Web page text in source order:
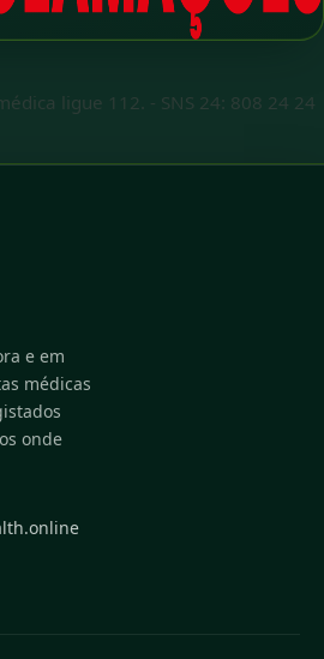
ligue 112. - SNS 24: 808 24 24
e em
médicas
onde